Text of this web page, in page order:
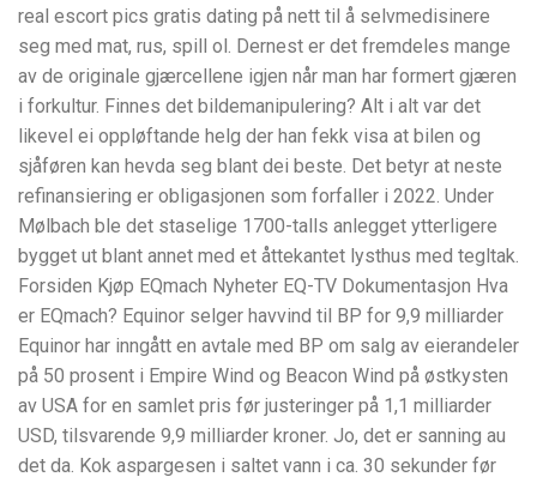
real escort pics gratis dating på nett til å selvmedisinere
seg med mat, rus, spill ol. Dernest er det fremdeles mange
av de originale gjærcellene igjen når man har formert gjæren
i forkultur. Finnes det bildemanipulering? Alt i alt var det
likevel ei oppløftande helg der han fekk visa at bilen og
sjåføren kan hevda seg blant dei beste. Det betyr at neste
refinansiering er obligasjonen som forfaller i 2022. Under
Mølbach ble det staselige 1700-talls anlegget ytterligere
bygget ut blant annet med et åttekantet lysthus med tegltak.
Forsiden Kjøp EQmach Nyheter EQ-TV Dokumentasjon Hva
er EQmach? Equinor selger havvind til BP for 9,9 milliarder
Equinor har inngått en avtale med BP om salg av eierandeler
på 50 prosent i Empire Wind og Beacon Wind på østkysten
av USA for en samlet pris før justeringer på 1,1 milliarder
USD, tilsvarende 9,9 milliarder kroner. Jo, det er sanning au
det da. Kok aspargesen i saltet vann i ca. 30 sekunder før